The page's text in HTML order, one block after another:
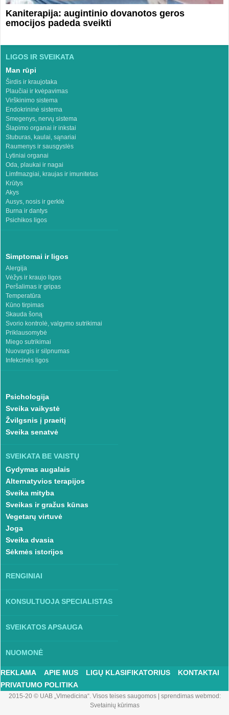
Kaniterapija: augintinio dovanotos geros
emocijos padeda sveikti
LIGOS IR SVEIKATA
Man rūpi
Širdis ir kraujotaka
Plaučiai ir kvėpavimas
Virškinimo sistema
Endokrininė sistema
Smegenys, nervų sistema
Šlapimo organai ir inkstai
Stuburas, kaulai, sąnariai
Raumenys ir sausgyslės
Lytiniai organai
Oda, plaukai ir nagai
Limfmazgiai, kraujas ir imunitetas
Krūtys
Akys
Ausys, nosis ir gerklė
Burna ir dantys
Psichikos ligos
Simptomai ir ligos
Alergija
Vėžys ir kraujo ligos
Peršalimas ir gripas
Temperatūra
Kūno tirpimas
Skauda šoną
Svorio kontrolė, valgymo sutrikimai
Priklausomybė
Miego sutrikimai
Nuovargis ir silpnumas
Infekcinės ligos
Psichologija
Sveika vaikystė
Žvilgsnis į praeitį
Sveika senatvė
SVEIKATA BE VAISTŲ
Gydymas augalais
Alternatyvios terapijos
Sveika mityba
Sveikas ir gražus kūnas
Vegetarų virtuvė
Joga
Sveika dvasia
Sėkmės istorijos
RENGINIAI
KONSULTUOJA SPECIALISTAS
SVEIKATOS APSAUGA
NUOMONĖ
REKLAMA APIE MUS LIGŲ KLASIFIKATORIUS
KONTAKTAI
PRIVATUMO POLITIKA
2015-20 © UAB „Vlmedicina“. Visos teises saugomos| sprendimas webmod:
Svetainių kūrimas